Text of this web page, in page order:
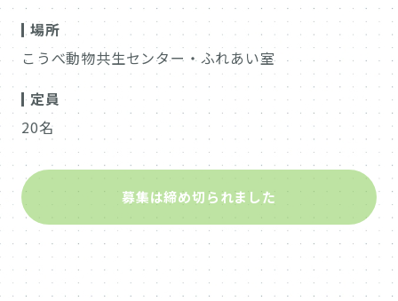
場所
こうべ動物共生センター・ふれあい室
定員
20名
募集は締め切られました